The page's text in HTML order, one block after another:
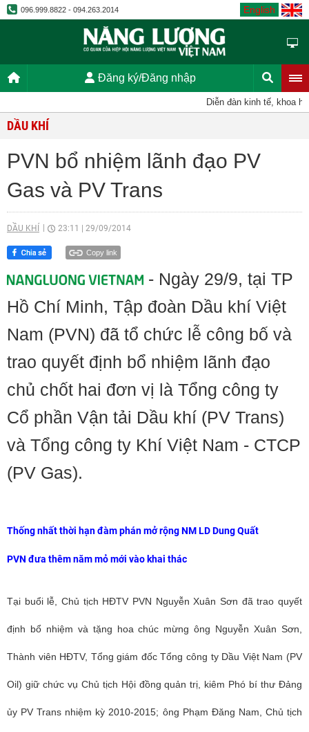
096.999.8822 - 094.263.2014 English
Đăng ký/Đăng nhập
Diễn đàn kinh tế, khoa
DẦU KHÍ
PVN bổ nhiệm lãnh đạo PV
Gas và PV Trans
DẦU KHÍ 23:11 29/09/2014
Copy link
- Ngày 29/9, tại TP
Hồ Chí Minh, Tập đoàn Dầu khí Việt
Nam (PVN) đã tổ chức lễ công bố và
trao quyết định bổ nhiệm lãnh đạo
chủ chốt hai đơn vị là Tổng công ty
Cổ phần Vận tải Dầu khí (PV Trans)
và Tổng công ty Khí Việt Nam - CTCP
(PV Gas).
Thống nhất thời hạn đàm phán mở rộng NM LD Dung Quất
PVN đưa thêm năm mỏ mới vào khai thác
Tại buổi lễ, Chủ tịch HĐTV PVN Nguyễn Xuân Sơn đã trao quyết
định bổ nhiệm và tặng hoa chúc mừng ông Nguyễn Xuân Sơn,
Thành viên HĐTV, Tổng giám đốc Tổng công ty Dầu Việt Nam (PV
Oil) giữ chức vụ Chủ tịch Hội đồng quản trị, kiêm Phó bí thư Đảng
ủy PV Trans nhiệm kỳ 2010-2015; ông Phạm Đăng Nam, Chủ tịch